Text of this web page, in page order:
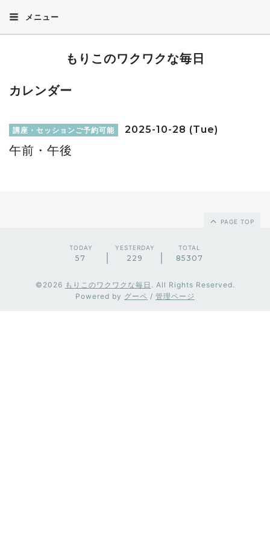
メニュー
もりこのワクワクな毎日
カレンダー
講座・セッションご予約可能 2025-10-28 (Tue)
午前・午後
PAGE TOP
TODAY
57
YESTERDAY
229
TOTAL
85307
©2026 もりこのワクワクな毎日 . All Rights Reserved.
Powered by グーペ / 管理ページ